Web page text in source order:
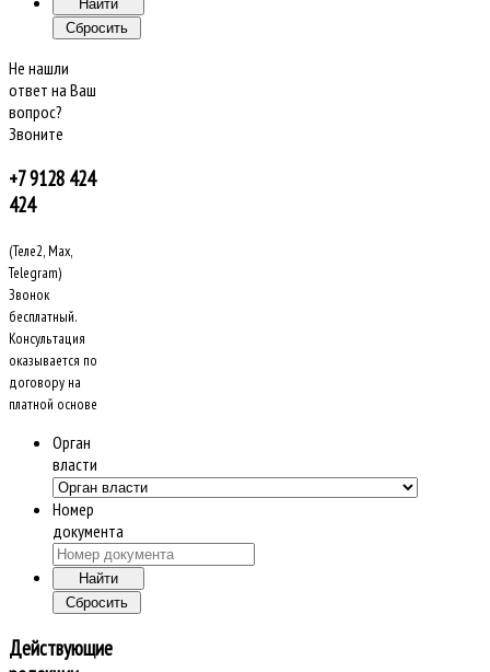
Не нашли
ответ на Ваш
вопрос?
Звоните
+7 9128 424
424
(Теле2, Max,
Telegram)
Звонок
бесплатный.
Консультация
оказывается по
договору на
платной основе
Орган
власти
Номер
документа
Действующие